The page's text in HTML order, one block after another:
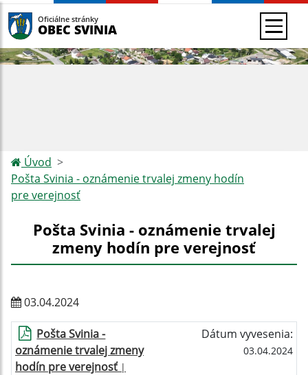
Oficiálne stránky
OBEC SVINIA
Úvod
Pošta Svinia - oznámenie trvalej zmeny hodín
pre verejnosť
Pošta Svinia - oznámenie trvalej
zmeny hodín pre verejnosť
03.04.2024
Pošta Svinia -
oznámenie trvalej zmeny
hodín pre verejnosť|
Dátum vyvesenia:
03.04.2024